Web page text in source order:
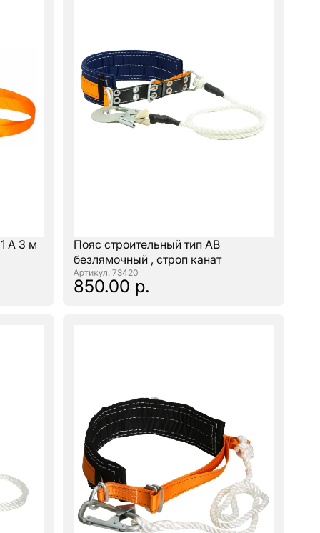
А 3 м
Пояс строительный тип АВ
безлямочный , строп канат
: 73420
850.00 р.